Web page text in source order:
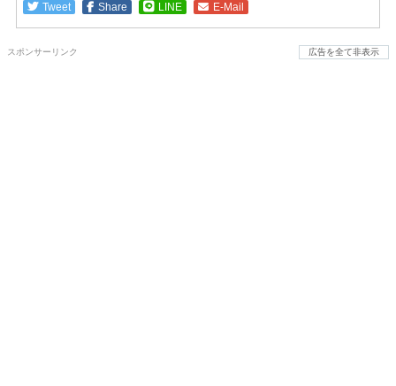
Tweet Share LINE E-Mail
スポンサーリンク 広告を全て非表示